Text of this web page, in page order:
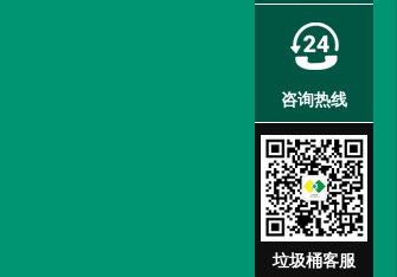
咨询热线
垃圾桶客服